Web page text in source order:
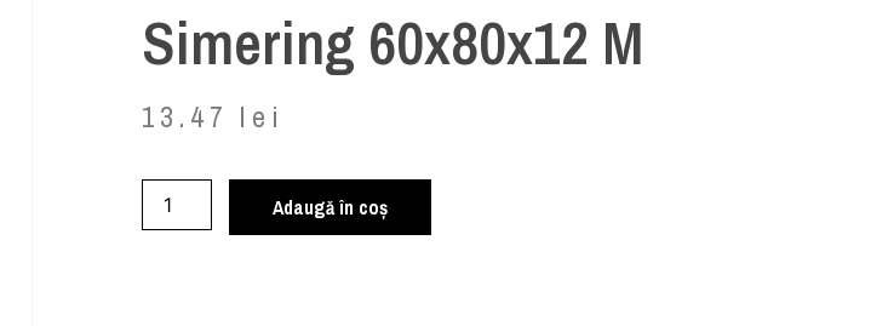
Simering 60x80x12 M
13.47 lei
Adaugă în coș